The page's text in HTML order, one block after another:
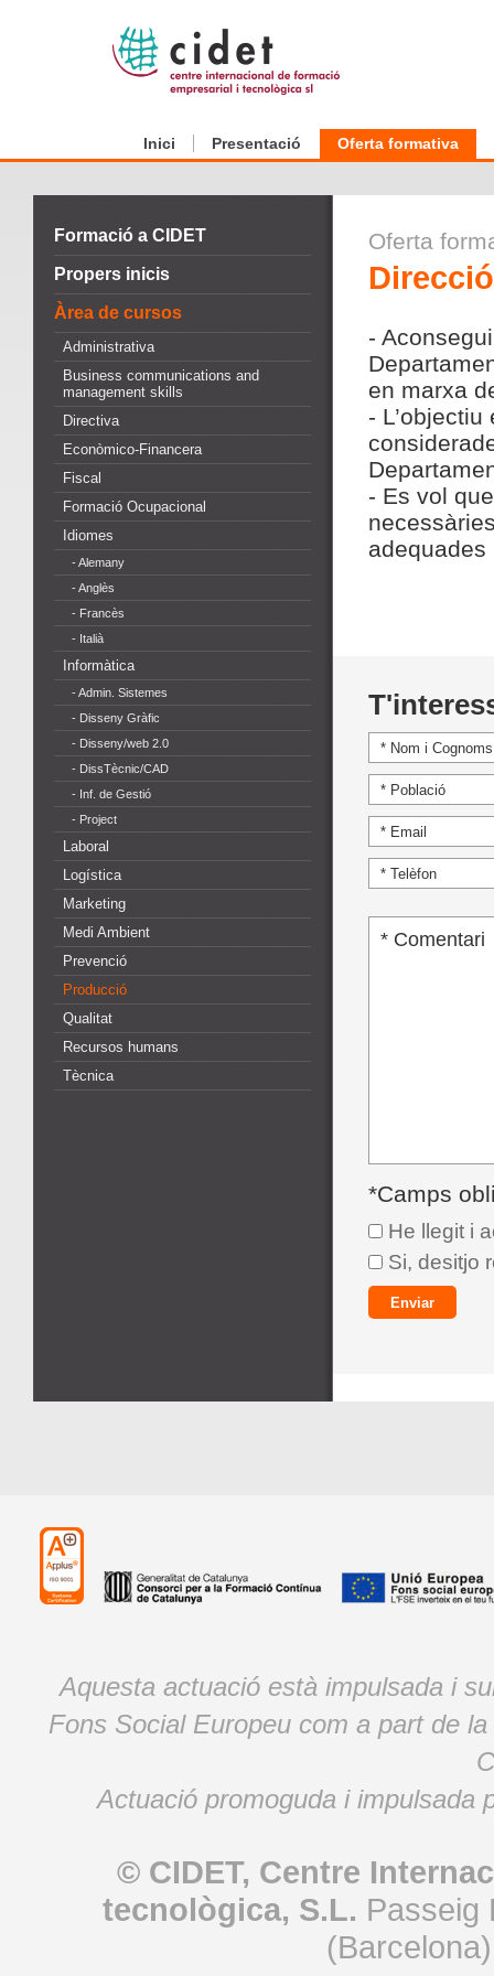
Inici Presentació Oferta formativa
Formació a CIDET
Propers inicis
Àrea de cursos
Administrativa
Business communications and
management skills
Directiva
Econòmico-Financera
Fiscal
Formació Ocupacional
Idiomes
- Alemany
- Anglès
- Francès
- Italià
Informàtica
- Admin. Sistemes
- Disseny Gràfic
- Disseny/web 2.0
- DissTècnic/CAD
- Inf. de Gestió
- Project
Laboral
Logística
Marketing
Medi Ambient
Prevenció
Producció
Qualitat
Recursos humans
Tècnica
Oferta
-
en marxa
-
- Es vol
*Camps
He llegit i
Si, desitjo
Aquesta actuació està impulsada i
Fons Social Europeu com a part de
Actuació promoguda i impulsada
© CIDET, Centre
tecnològica, S.L. Passeig